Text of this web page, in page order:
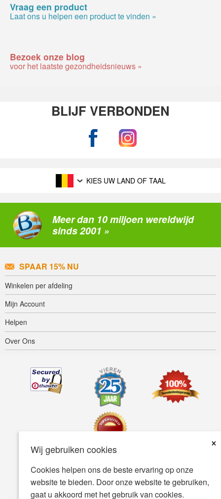
Wij gebruiken cookies
×
Cookies helpen ons de beste ervaring op onze
website te bieden. Door onze website te gebruiken,
gaat u akkoord met het gebruik van cookies.
Vraag een product
Laat ons u helpen een product te vinden »
Bezoek onze blog
voor het laatste gezondheidsnieuws »
BLIJF VERBONDEN
KIES UW LAND OF TAAL
Meer dan 10 miljoen wereldwijd
sinds 2001 »
SPAAR 15% NU
Winkelen per afdeling
Mijn Account
Helpen
Over Ons
Toegankelijkheid Gebruiksvoorwaarden Privacybeleid
Veiligheidsbeleid